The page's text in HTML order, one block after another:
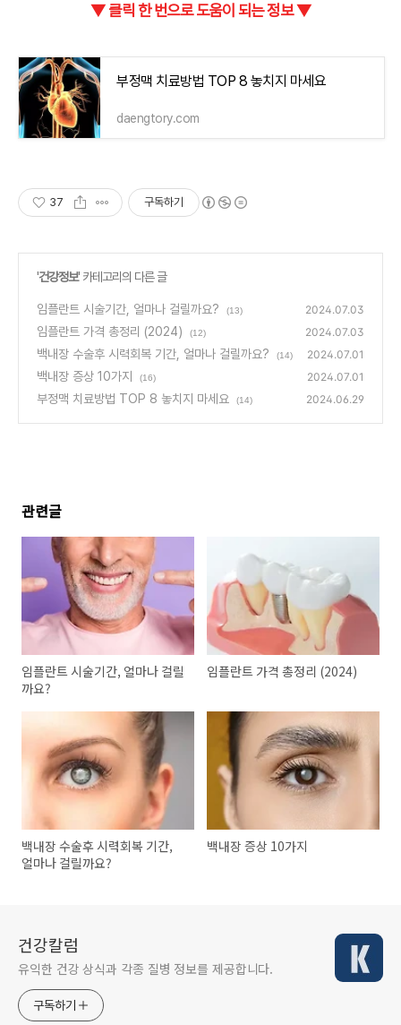
▼ 클릭 한 번으로 도움이 되는 정보 ▼
부정맥 치료방법 TOP 8 놓치지 마세요
daengtory.com
37 구독하기
'건강정보' 카테고리의 다른 글
임플란트 시술기간, 얼마나 걸릴까요? (13) 2024.07.03
임플란트 가격 총정리 (2024) (12) 2024.07.03
백내장 수술후 시력회복 기간, 얼마나 걸릴까요? (14) 2024.07.01
백내장 증상 10가지 (16) 2024.07.01
부정맥 치료방법 TOP 8 놓치지 마세요 (14) 2024.06.29
관련글
임플란트 시술기간, 얼마나 걸릴
까요?
임플란트 가격 총정리 (2024)
백내장 수술후 시력회복 기간,
얼마나 걸릴까요?
백내장 증상 10가지
건강칼럼
유익한 건강 상식과 각종 질병 정보를 제공합니다.
구독하기